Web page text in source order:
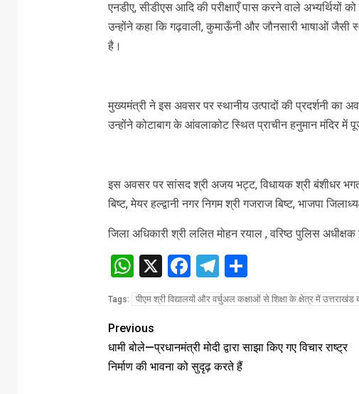
एनडीए, सीडीएस आदि की परीक्षाएँ पास करने वाले अभ्यर्थियों
उन्होंने कहा कि गढ़वाली, कुमाऊँनी और जौनसारी भाषाओं जैसी
है।
मुख्यमंत्री ने इस अवसर पर स्थानीय उत्पादों की प्रदर्शनी का
उन्होंने कोटाबाग के आंवलाकोट स्थित प्राचीन हनुमान मंदिर में
इस अवसर पर सांसद श्री अजय भट्ट, विधायक श्री बंशीधर भगत,
बिष्ट, मेयर हल्द्वानी नगर निगम श्री गजराज बिष्ट, भाजपा
जिला अधिकारी श्री ललित मोहन रयाल , वरिष्ठ पुलिस
WhatsApp
X Facebook
Telegram
Tags: पीएम श्री विद्यालयों और वर्चुअल कक्षाओं से शिक्षा के क्षेत्र में उत्तराखंड
Previous
धामी बोले—प्रधानमंत्री मोदी द्वारा साझा किए गए विचार राष्ट्र
निर्माण की भावना को सुदृढ़ करते हैं